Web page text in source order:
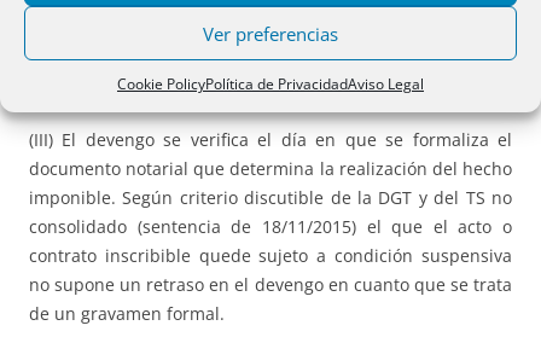
Ver preferencias
Cookie PolicyPolítica de PrivacidadAviso Legal
(II) El tipo impositivo es en la normativa estatal el 0,50%, si
bien en la mayoría de las CCAA el tipo impositivo general
es el 1,5% que coexiste con tipos reducidos puntuales.
(III) El devengo se verifica el día en que se formaliza el
documento notarial que determina la realización del hecho
imponible. Según criterio discutible de la DGT y del TS no
consolidado (sentencia de 18/11/2015) el que el acto o
contrato inscribible quede sujeto a condición suspensiva
no supone un retraso en el devengo en cuanto que se trata
de un gravamen formal.